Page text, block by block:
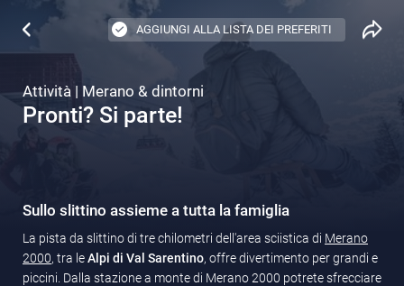
AGGIUNGI ALLA LISTA DEI PREFERITI
Attività | Merano & dintorni
Pronti? Si parte!
Sullo slittino assieme a tutta la famiglia
La pista da slittino di tre chilometri dell'area sciistica di Merano
2000, tra leAlpi di Val Sarentino, offre divertimento per grandi e
piccini. Dalla stazione a monte di Merano 2000 potrete sfrecciare